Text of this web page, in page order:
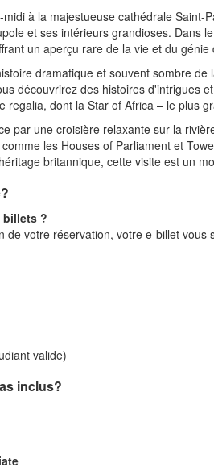
à la majestueuse cathédrale
et ses intérieurs grandioses. Dans
un aperçu rare de la vie et du
dramatique et souvent sombre
découvrirez des histoires d'intrigues
regalia, dont la Star of Africa – le plus
par une croisière relaxante sur la
les Houses of Parliament et
britannique, cette visite est un
billets ?
de votre réservation, votre e-billet
valide)
inclus?